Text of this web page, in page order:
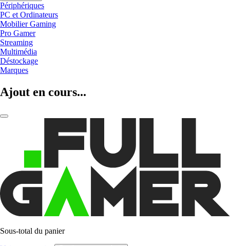
Périphériques
PC et Ordinateurs
Mobilier Gaming
Pro Gamer
Streaming
Multimédia
Déstockage
Marques
Ajout en cours...
Sous-total du panier